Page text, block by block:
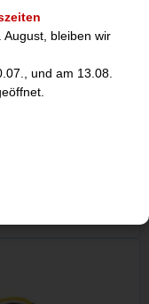
bleiben wir
und am 13.08.